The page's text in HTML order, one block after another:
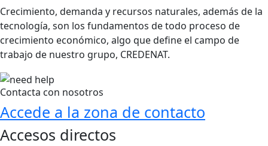
Crecimiento, demanda y recursos naturales, además de la
tecnología, son los fundamentos de todo proceso de
crecimiento económico, algo que define el campo de
trabajo de nuestro grupo, CREDENAT.
Contacta con nosotros
Accede a la zona de contacto
Accesos directos